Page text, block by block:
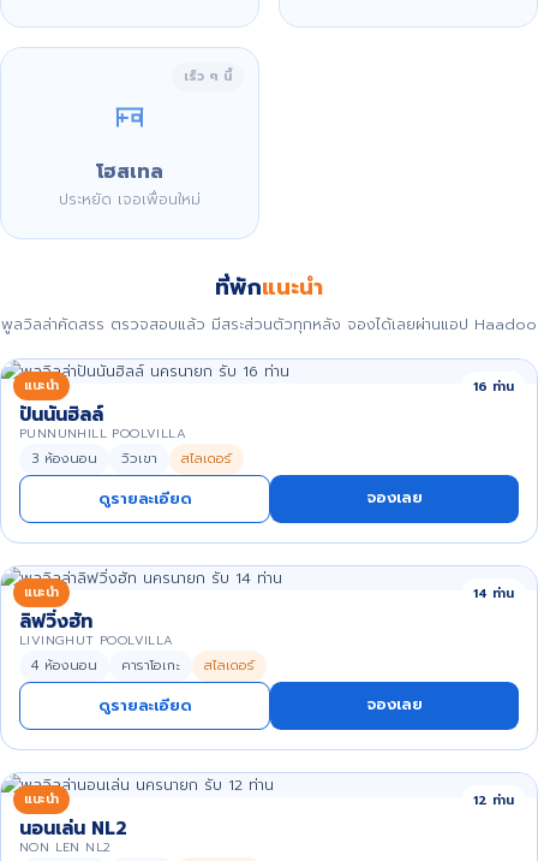
เร็ว ๆ นี้
โฮสเทล
ประหยัด เจอเพื่อนใหม่
ที่พักแนะนำ
พูลวิลล่าคัดสรร ตรวจสอบแล้ว มีสระส่วนตัวทุกหลัง จองได้เลยผ่านแอป Haadoo
แนะนำ 16 ท่าน
ปันนันฮิลล์
PUNNUNHILL POOLVILLA
3 ห้องนอน วิวเขา สไลเดอร์
ดูรายละเอียด จองเลย
แนะนำ 14 ท่าน
ลิฟวิ่งฮัท
LIVINGHUT POOLVILLA
4 ห้องนอน คาราโอเกะ สไลเดอร์
ดูรายละเอียด จองเลย
แนะนำ 12 ท่าน
นอนเล่น NL2
NON LEN NL2